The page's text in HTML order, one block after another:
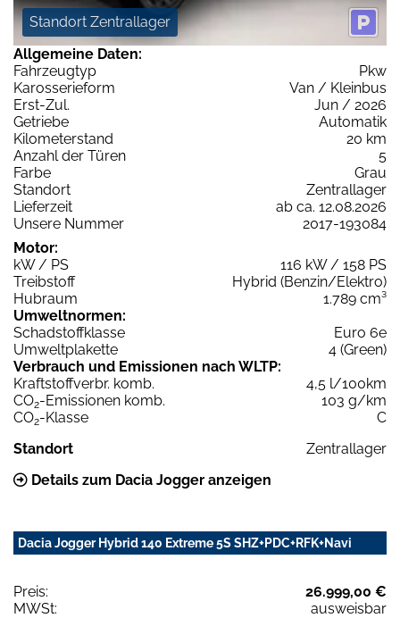
Standort Zentrallager
Allgemeine Daten:
Fahrzeugtyp
Pkw
Karosserieform
Van / Kleinbus
Erst-Zul.
Jun / 2026
Getriebe
Automatik
Kilometerstand
20 km
Anzahl der Türen
5
Farbe
Grau
Standort
Zentrallager
Lieferzeit
ab ca. 12.08.2026
Unsere Nummer
2017-193084
Motor:
kW / PS
116 kW / 158 PS
Treibstoff
Hybrid (Benzin/Elektro)
Hubraum
1.789 cm³
Umweltnormen:
Schadstoffklasse
Euro 6e
Umweltplakette
4 (Green)
Verbrauch und Emissionen nach WLTP:
Kraftstoffverbr. komb.
4,5 l/100km
CO2-Emissionen komb.
103 g/km
CO2-Klasse
C
Standort
Zentrallager
Details zum Dacia Jogger anzeigen
Dacia Jogger Hybrid 140 Extreme 5S SHZ+PDC+RFK+Navi
Preis:
26.999,00 €
MWSt:
ausweisbar